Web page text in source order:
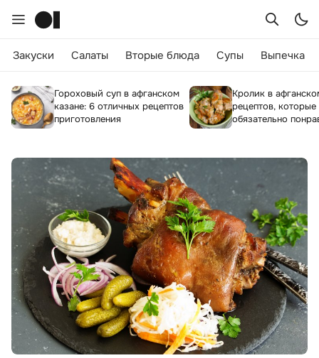
Закуски Салаты Вторые блюда Супы Выпечка
Гороховый суп в афганском
казане: 6 отличных рецептов
приготовления
Кролик в
рецептов, которые
обязательно